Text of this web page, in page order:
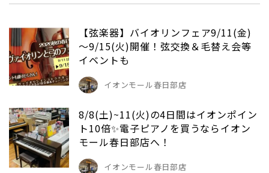
【弦楽器】バイオリンフェア9/11(金)
～9/15(火)開催！弦交換＆毛替え会等
イベントも
イオンモール春日部店
8/8(土)~11(火)の4日間はイオンポイン
ト10倍✨電子ピアノを買うならイオン
モール春日部店へ！
イオンモール春日部店